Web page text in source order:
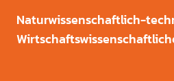
Naturwissenschaftlich-